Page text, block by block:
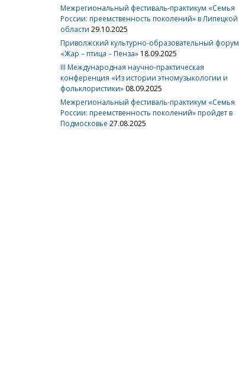
Межрегиональный фестиваль-практикум «Семья
России: преемственность поколений» в Липецкой
области 29.10.2025
Приволжский культурно-образовательный форум
«Жар – птица – Пенза» 18.09.2025
III Международная научно-практическая
конференция «Из истории этномузыкологии и
фольклористики» 08.09.2025
Межрегиональный фестиваль-практикум «Семья
России: преемственность поколений» пройдет в
Подмосковье 27.08.2025